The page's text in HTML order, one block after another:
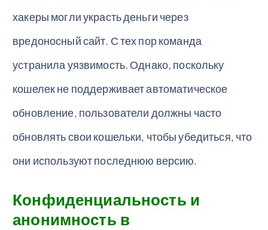
хакеры могли украсть деньги через
вредоносный сайт. С тех пор команда
устранила уязвимость. Однако, поскольку
кошелек не поддерживает автоматическое
обновление, пользователи должны часто
обновлять свои кошельки, чтобы убедиться, что
они используют последнюю версию.
Конфиденциальность и
анонимность в